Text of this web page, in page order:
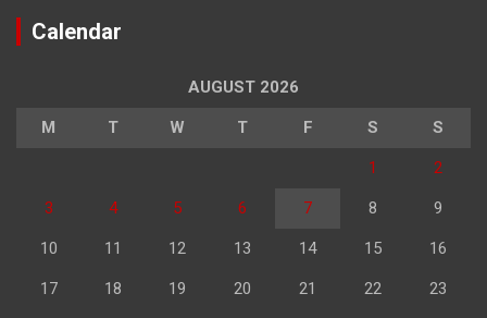
Calendar
AUGUST 2026
M T W T F S S
1 2
3 4 5 6 7 8 9
10 11 12 13 14 15 16
17 18 19 20 21 22 23